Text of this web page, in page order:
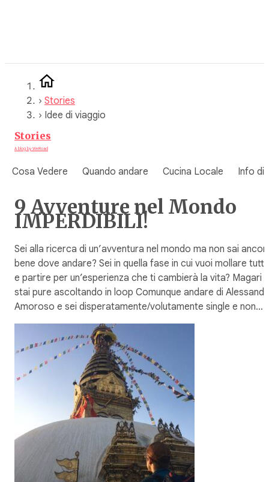
› Stories
› Idee di viaggio
Stories
A blog by WeRoad
Cosa Vedere Quando andare Cucina Locale Info di
9 Avventure nel Mondo
IMPERDIBILI!
Sei alla ricerca di un’avventura nel mondo ma non sai
bene dove andare? Sei in quella fase in cui vuoi mollare
e partire per un’esperienza che ti cambierà la vita? Magari
stai pure ascoltando in loop Comunque andare di
Amoroso e sei disperatamente/volutamente single e non…